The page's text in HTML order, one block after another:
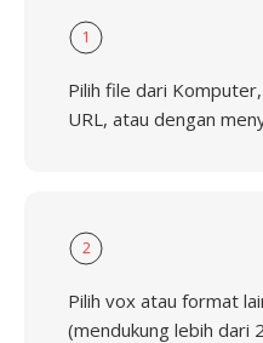
1
Pilih file dari
URL, atau dengan
2
Pilih vox atau format
(mendukung lebih dari